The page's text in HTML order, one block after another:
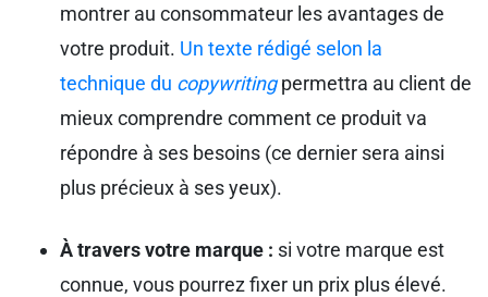
montrer au consommateur les avantages de
votre produit. Un texte rédigé selon la
technique du copywritingpermettra au client de
mieux comprendre comment ce produit va
répondre à ses besoins (ce dernier sera ainsi
plus précieux à ses yeux).
À travers votre marque : si votre marque est
connue, vous pourrez fixer un prix plus élevé.